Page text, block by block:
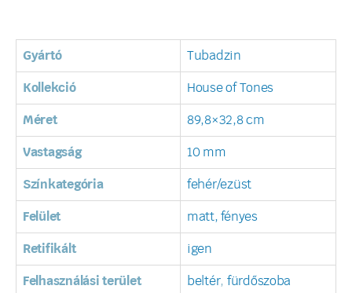
Gyártó Tubadzin
Kollekció House of Tones
Méret 89,8×32,8 cm
Vastagság 10 mm
Színkategória fehér/ezüst
Felület matt, fényes
Retifikált igen
Felhasználási terület beltér, fürdőszoba